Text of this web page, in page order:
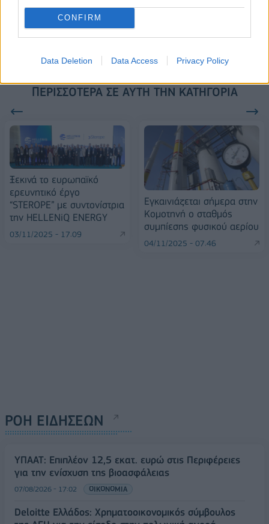
CONFIRM
Data Deletion Data Access Privacy Policy
Alpha Bank: Για πρώτη φορά το Αρχαίο Θέατρο Επιδαύρου άνοιξε τις
πύλες του σε όλους
ΠΕΡΙΣΣΌΤΕΡΑ ΣΕ ΑΥΤΉ ΤΗΝ ΚΑΤΗΓΟΡΊΑ
Ξεκινά το ευρωπαϊκό
ερευνητικό έργο
“STEROPE” με συντονίστρια
την HELLENiQ ENERGY
03/11/2025 - 17:09
Εγκαινιάζεται σήμερα στην
Κομοτηνή ο σταθμός
συμπίεσης φυσικού αερίου
04/11/2025 - 07:46
ΡΟΗ ΕΙΔΗΣΕΩΝ
ΥΠΑΑΤ: Επιπλέον 12,5 εκατ. ευρώ στις Περιφέρειες
για την ενίσχυση της βιοασφάλειας
07/08/2026 - 17:02 ΟΙΚΟΝΟΜΙΑ
Deloitte Ελλάδος: Χρηματοοικονομικός σύμβουλος